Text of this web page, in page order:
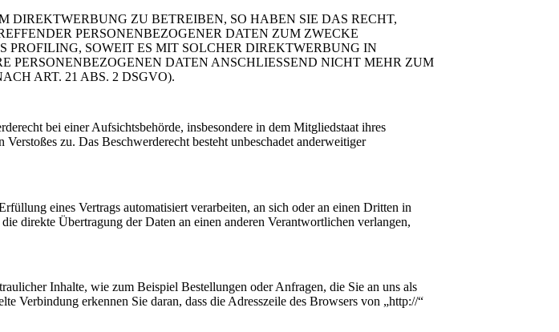
DIREKTWERBUNG ZU BETREIBEN, SO HABEN SIE DAS RECHT,
PERSONENBEZOGENER DATEN ZUM ZWECKE
SOWEIT ES MIT SOLCHER DIREKTWERBUNG IN
PERSONENBEZOGENEN DATEN ANSCHLIESSEND NICHT MEHR ZUM
ART. 21 ABS. 2 DSGVO).
bei einer Aufsichtsbehörde, insbesondere in dem Mitgliedstaat ihres
zu. Das Beschwerderecht besteht unbeschadet anderweitiger
eines Vertrags automatisiert verarbeiten, an sich oder an einen Dritten in
direkte Übertragung der Daten an einen anderen Verantwortlichen verlangen,
Inhalte, wie zum Beispiel Bestellungen oder Anfragen, die Sie an uns als
Verbindung erkennen Sie daran, dass die Adresszeile des Browsers von „http://“